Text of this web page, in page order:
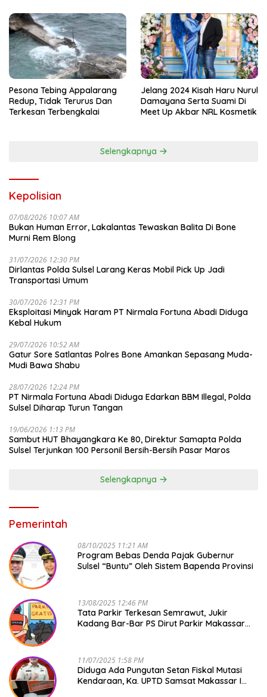
Pesona Tebing Appalarang
Redup, Tidak Terurus Dan
Terkesan Terbengkalai
Jelang 2024 Kisah Haru Nurul
Damayana Serta Suami Di
Meet Up Akbar NRL Kosmetik
Selengkapnya
Kepolisian
07/08/2026 10:07 AM
Bukan Human Error, Lakalantas Tewaskan Balita Di Bone
Murni Rem Blong
31/07/2026 12:30 PM
Dirlantas Polda Sulsel Larang Keras Mobil Pick Up Jadi
Transportasi Umum
30/07/2026 12:31 PM
Eksploitasi Minyak Haram PT Nirmala Fortuna Abadi Diduga
Kebal Hukum
29/07/2026 10:52 AM
Gatur Sore Satlantas Polres Bone Amankan Sepasang Muda-
Mudi Bawa Shabu
28/07/2026 12:24 PM
PT Nirmala Fortuna Abadi Diduga Edarkan BBM Illegal, Polda
Sulsel Diharap Turun Tangan
19/06/2026 1:13 PM
Sambut HUT Bhayangkara Ke 80, Direktur Samapta Polda
Sulsel Terjunkan 100 Personil Bersih-Bersih Pasar Maros
Selengkapnya
Pemerintah
08/10/2025 11:21 AM
Program Bebas Denda Pajak Gubernur
Sulsel “Buntu” Oleh Sistem Bapenda Provinsi
13/08/2025 12:46 PM
Tata Parkir Terkesan Semrawut, Jukir
Kadang Bar-Bar PS Dirut Parkir Makassar
11/07/2025 1:58 PM
Diduga Ada Pungutan Setan Fiskal Mutasi
Kendaraan, Ka. UPTD Samsat Makassar I